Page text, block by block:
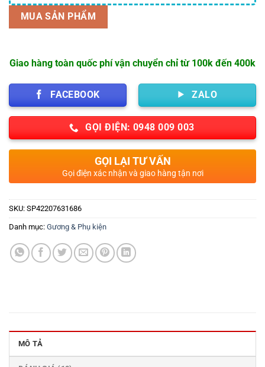
MUA SẢN PHẨM
Giao hàng toàn quốc phí vận chuyển chỉ từ 100k đến 400k
FACEBOOK ZALO
GỌI ĐIỆN: 0948 009 003
GỌI LẠI TƯ VẤN
Gọi điện xác nhận và giao hàng tận nơi
SKU: SP42207631686
Danh mục: Gương & Phụ kiện
MÔ TẢ